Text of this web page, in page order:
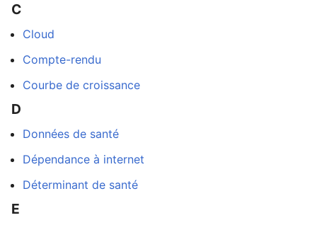
C
Cloud
Compte-rendu
Courbe de croissance
D
Données de santé
Dépendance à internet
Déterminant de santé
E